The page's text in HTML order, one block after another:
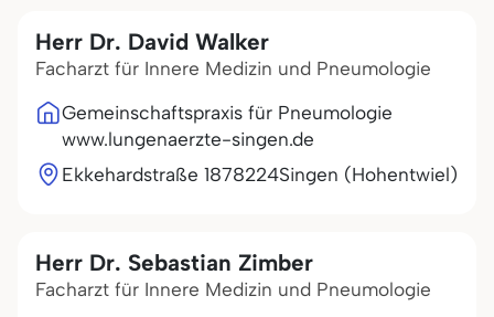
Herr Dr. David Walker
Facharzt für Innere Medizin und Pneumologie
Gemeinschaftspraxis für Pneumologie
www.lungenaerzte-singen.de
Ekkehardstraße 1878224Singen (Hohentwiel)
Herr Dr. Sebastian Zimber
Facharzt für Innere Medizin und Pneumologie